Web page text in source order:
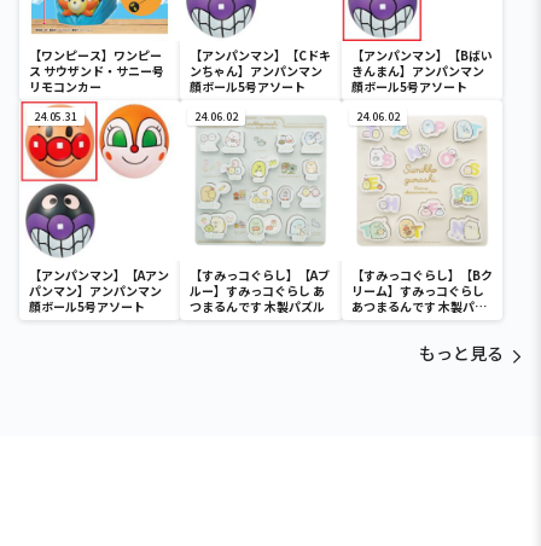
【ワンピース】ワンピー
ス サウザンド・サニー号
リモコンカー
【アンパンマン】【Cドキ
ンちゃん】アンパンマン
顔ボール5号アソート
【アンパンマン】【Bばい
きんまん】アンパンマン
顔ボール5号アソート
24.05.31
【アンパンマン】【Aアン
パンマン】アンパンマン
顔ボール5号アソート
24.06.02
【すみっコぐらし】【Aブ
ルー】すみっコぐらし あ
つまるんです 木製パズル
24.06.02
【すみっコぐらし】【Bク
リーム】すみっコぐらし
あつまるんです 木製パズ
ル
もっと見る